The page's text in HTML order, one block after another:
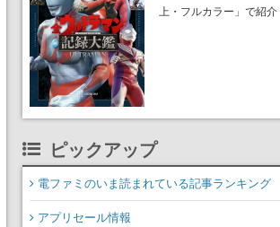
蹴散らしながら勝利を目
上・フルカラー」で紹介
の円谷特撮も30作品以上
ピックアップ
電ファミのいま読まれている記事ランキング
アプリセール情報